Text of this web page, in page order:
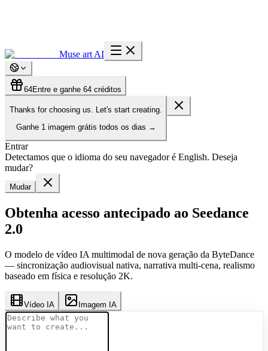
Muse art AI
64Entre e ganhe 64 créditos
Thanks for choosing us. Let's start creating.
Ganhe 1 imagem grátis todos os dias →
Entrar
Detectamos que o idioma do seu navegador é English. Deseja
mudar?
Mudar
Obtenha acesso antecipado ao Seedance
2.0
O modelo de vídeo IA multimodal de nova geração da ByteDance
— sincronização audiovisual nativa, narrativa multi-cena, realismo
baseado em física e resolução 2K.
Vídeo IA Imagem IA